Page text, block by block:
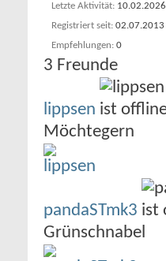
Letzte Aktivität 10.02.2026
Registriert seit 02.07.2013
Empfehlungen 0
3 Freunde
lippsen
Möchtegern
pandaSTmk3
Grünschnabel